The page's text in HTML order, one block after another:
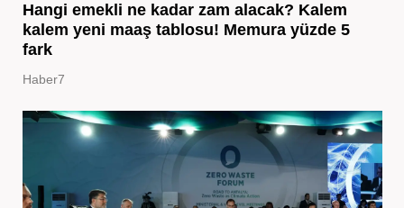
Hangi emekli ne kadar zam alacak? Kalem
kalem yeni maaş tablosu! Memura yüzde 5
fark
Haber7